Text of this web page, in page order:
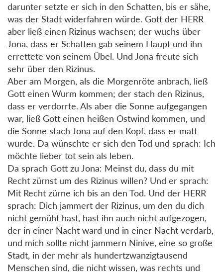
darunter setzte er sich in den Schatten, bis er sähe,
was der Stadt widerfahren würde. Gott der HERR
aber ließ einen Rizinus wachsen; der wuchs über
Jona, dass er Schatten gab seinem Haupt und ihn
errettete von seinem Übel. Und Jona freute sich
sehr über den Rizinus.
Aber am Morgen, als die Morgenröte anbrach, ließ
Gott einen Wurm kommen; der stach den Rizinus,
dass er verdorrte. Als aber die Sonne aufgegangen
war, ließ Gott einen heißen Ostwind kommen, und
die Sonne stach Jona auf den Kopf, dass er matt
wurde. Da wünschte er sich den Tod und sprach: Ich
möchte lieber tot sein als leben.
Da sprach Gott zu Jona: Meinst du, dass du mit
Recht zürnst um des Rizinus willen? Und er sprach:
Mit Recht zürne ich bis an den Tod. Und der HERR
sprach: Dich jammert der Rizinus, um den du dich
nicht gemüht hast, hast ihn auch nicht aufgezogen,
der in einer Nacht ward und in einer Nacht verdarb,
und mich sollte nicht jammern Ninive, eine so große
Stadt, in der mehr als hundertzwanzigtausend
Menschen sind, die nicht wissen, was rechts und